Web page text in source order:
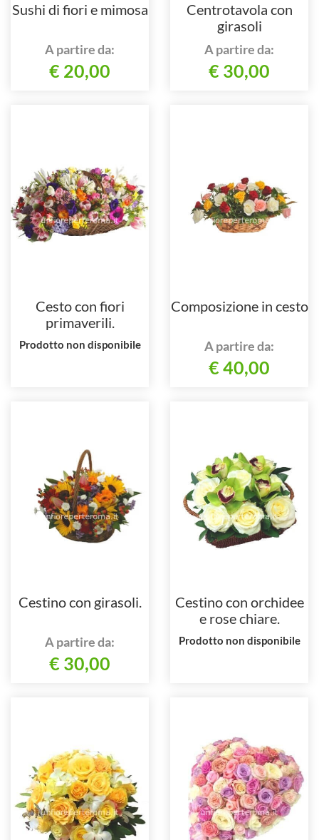
Sushi di fiori e mimosa
A partire da:
€ 20,00
Centrotavola con
girasoli
A partire da:
€ 30,00
Cesto con fiori
primaverili.
Prodotto non disponibile
Composizione in cesto
A partire da:
€ 40,00
Cestino con girasoli.
A partire da:
€ 30,00
Cestino con orchidee
e rose chiare.
Prodotto non disponibile